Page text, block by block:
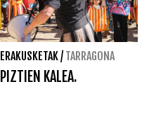
ERAKUSKETAK/ TARRAGONA
PIZTIEN KALEA.